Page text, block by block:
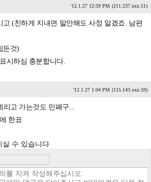
'12.1.27 12:59 PM (211.237.xxx.51)
고 (친하게 지내면 말안해도 사정 알겠죠. 남편
든것)
시하심 충분합니다.
'12.1.27 1:04 PM (115.143.xxx.59)
리고 가는것도 민폐구...
한표
수 있습니다